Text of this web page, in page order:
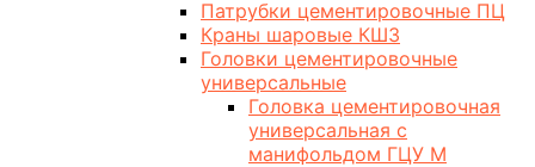
Патрубки цементировочные ПЦ
Краны шаровые КШЗ
Головки цементировочные
универсальные
Головка цементировочная
универсальная с
манифольдом ГЦУ М